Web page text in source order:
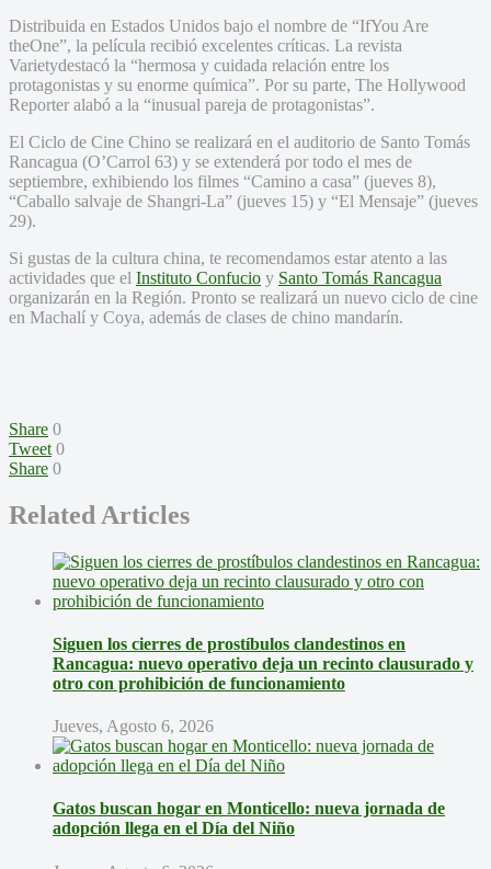
Distribuida en Estados Unidos bajo el nombre de “IfYou Are
theOne”, la película recibió excelentes críticas. La revista
Varietydestacó la “hermosa y cuidada relación entre los
protagonistas y su enorme química”. Por su parte, The Hollywood
Reporter alabó a la “inusual pareja de protagonistas”.
El Ciclo de Cine Chino se realizará en el auditorio de Santo Tomás
Rancagua (O’Carrol 63) y se extenderá por todo el mes de
septiembre, exhibiendo los filmes “Camino a casa” (jueves 8),
“Caballo salvaje de Shangri-La” (jueves 15) y “El Mensaje” (jueves
29).
Si gustas de la cultura china, te recomendamos estar atento a las
actividades que el Instituto Confucio y Santo Tomás Rancagua
organizarán en la Región. Pronto se realizará un nuevo ciclo de cine
en Machalí y Coya, además de clases de chino mandarín.
Share 0
Tweet 0
Share 0
Related Articles
Siguen los cierres de prostíbulos clandestinos en
Rancagua: nuevo operativo deja un recinto clausurado y
otro con prohibición de funcionamiento
Jueves, Agosto 6, 2026
Gatos buscan hogar en Monticello: nueva jornada de
adopción llega en el Día del Niño